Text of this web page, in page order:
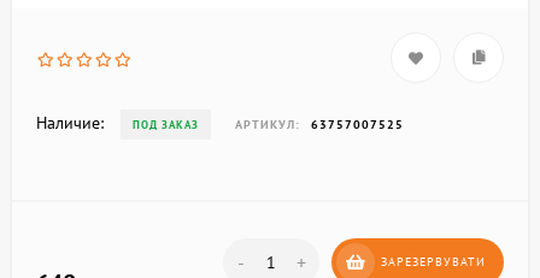
Наличие: ПОД ЗАКАЗ АРТИКУЛ: 63757007525
- + ЗАРЕЗЕРВУВАТИ